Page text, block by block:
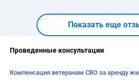
Показать еще
Проведенные консультации
Компенсация ветеранам СВО за аренду